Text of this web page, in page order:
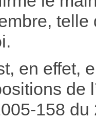
telle
en effet,
de
158